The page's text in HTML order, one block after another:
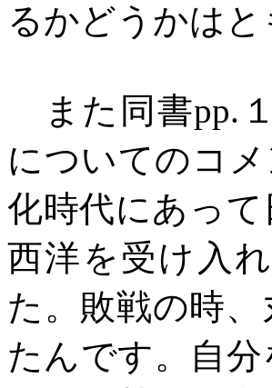
るかどうかは
また同書pp.
についてのコ
化時代にあっ
西洋を受け入
た。敗戦の時
たんです。自